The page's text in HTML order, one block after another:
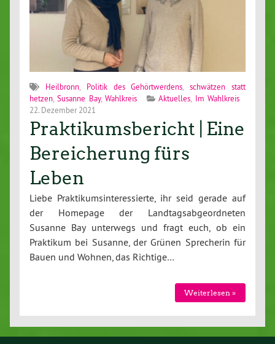
Heilbronn, Politik des Gehörtwerdens ,schwätzen statt
hetzen ,Susanne Bay,Wahlkreis Aktuelles Im Wahlkreis
22. Dezember 2021
Praktikumsbericht | Eine
Bereicherung fürs
Leben
Liebe Praktikumsinteressierte, ihr seid gerade auf
der Homepage der Landtagsabgeordneten
Susanne Bay unterwegs und fragt euch, ob ein
Praktikum bei Susanne, der Grünen Sprecherin für
Bauen und Wohnen, das Richtige…
Weiterlesen »